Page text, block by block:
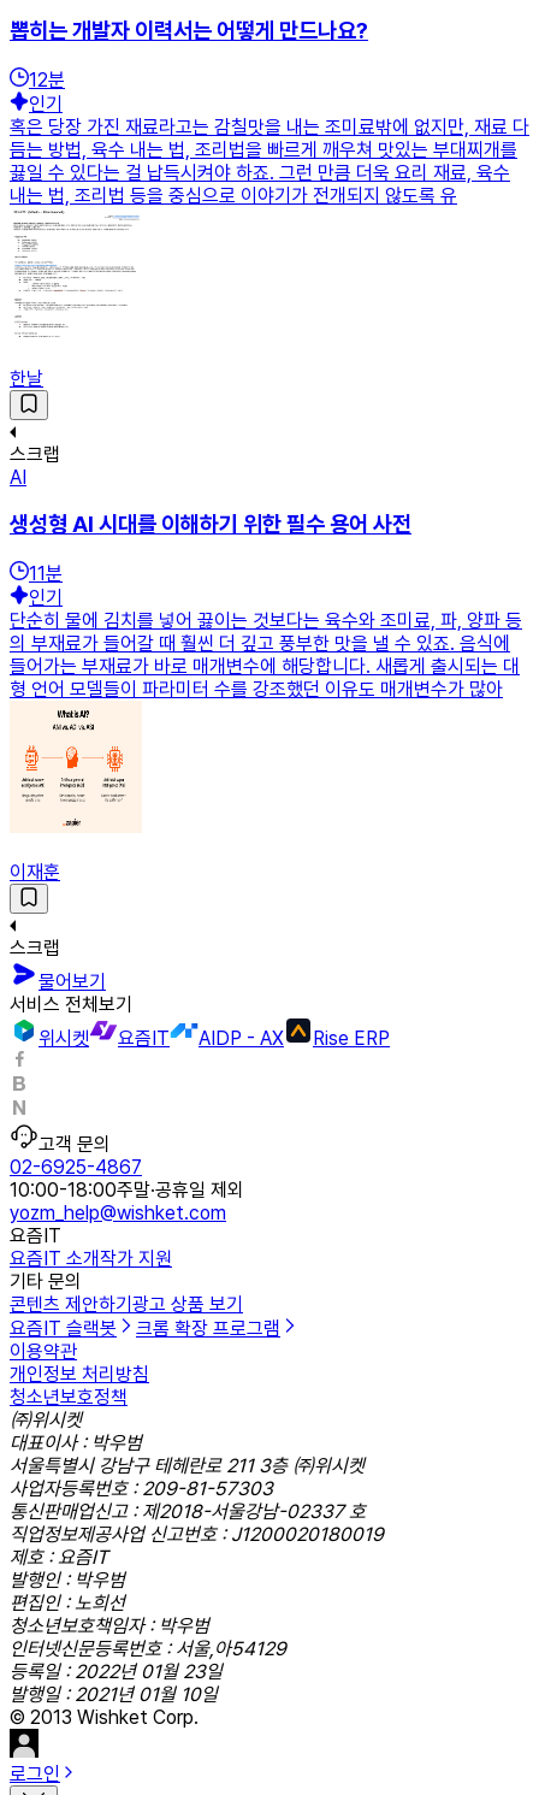
뽑히는 개발자 이력서는 어떻게 만드나요?
12분
인기
혹은 당장 가진 재료라고는 감칠맛을 내는 조미료밖에 없지만, 재료 다
듬는 방법, 육수 내는 법, 조리법을 빠르게 깨우쳐 맛있는 부대찌개를
끓일 수 있다는 걸 납득시켜야 하죠. 그런 만큼 더욱 요리 재료, 육수
내는 법, 조리법 등을 중심으로 이야기가 전개되지 않도록 유
한날
스크랩
AI
생성형 AI 시대를 이해하기 위한 필수 용어 사전
11분
인기
단순히 물에 김치를 넣어 끓이는 것보다는 육수와 조미료, 파, 양파 등
의 부재료가 들어갈 때 훨씬 더 깊고 풍부한 맛을 낼 수 있죠. 음식에
들어가는 부재료가 바로 매개변수에 해당합니다. 새롭게 출시되는 대
형 언어 모델들이 파라미터 수를 강조했던 이유도 매개변수가 많아
이재훈
스크랩
물어보기
서비스 전체보기
위시켓
요즘IT AIDP - AX Rise ERP
고객 문의
02-6925-4867
10:00-18:00주말·공휴일 제외
yozm_help@wishket.com
요즘IT
요즘IT 소개작가 지원
기타 문의
콘텐츠 제안하기 광고 상품 보기
요즘IT 슬랙봇
크롬 확장 프로그램
이용약관
개인정보 처리방침
청소년보호정책
㈜위시켓
대표이사 : 박우범
서울특별시 강남구 테헤란로 211 3층 ㈜위시켓
사업자등록번호 : 209-81-57303
통신판매업신고 : 제2018-서울강남-02337 호
직업정보제공사업 신고번호 : J1200020180019
제호 : 요즘IT
발행인 : 박우범
편집인 : 노희선
청소년보호책임자 : 박우범
인터넷신문등록번호 : 서울,아54129
등록일 : 2022년 01월 23일
발행일 : 2021년 01월 10일
© 2013 Wishket Corp.
로그인